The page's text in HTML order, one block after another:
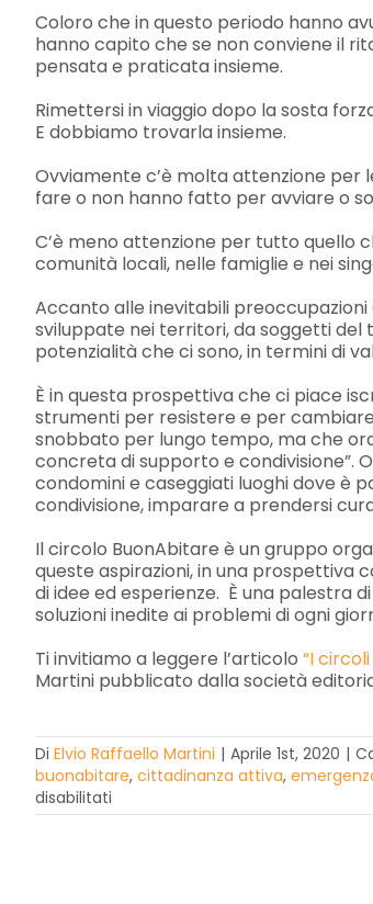
Coloro che in questo periodo hanno
hanno capito che se non conviene il
pensata e praticata insieme.
Rimettersi in viaggio dopo la sosta
E dobbiamo trovarla insieme.
Ovviamente c’è molta attenzione per
fare o non hanno fatto per avviare o
C’è meno attenzione per tutto quello
comunità locali, nelle famiglie e nei
Accanto alle inevitabili
sviluppate nei territori, da soggetti
potenzialità che ci sono, in termini di
È in questa prospettiva che ci piace
strumenti per resistere e per
snobbato per lungo tempo, ma che
concreta di supporto e condivisione”.
condomini e caseggiati luoghi dove è
condivisione, imparare a prendersi
Il circolo BuonAbitare è un gruppo
queste aspirazioni, in una prospettiva
di idee ed esperienze. È una palestra
soluzioni inedite ai problemi di ogni
Ti invitiamo a leggere l’articolo “I
Martini pubblicato dalla società
Di Elvio Raffaello Martini | Aprile 1st, 2020 |
buonabitare, cittadinanza attiva,
disabilitati
I